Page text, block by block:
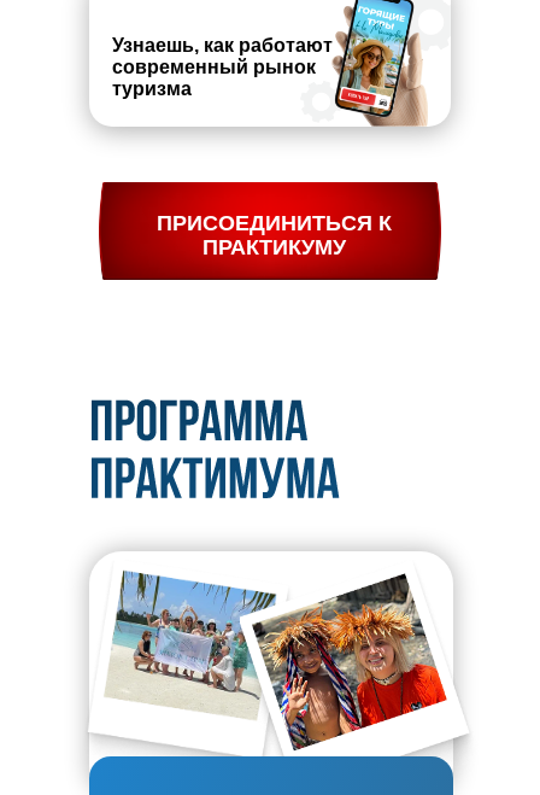
ПРИСОЕДИНИТЬСЯ К
ПРАКТИКУМУ
Узнаешь, как работают
современный рынок
туризма